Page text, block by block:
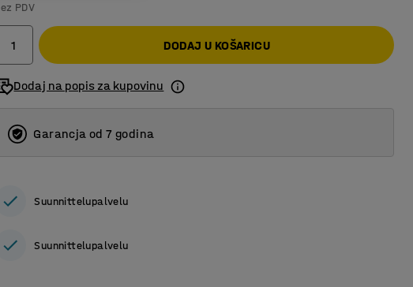
PDV
DODAJ U KOŠARICU
Dodaj na popis za kupovinu
Garancja od 7 godina
Suunnittelupalvelu
Suunnittelupalvelu